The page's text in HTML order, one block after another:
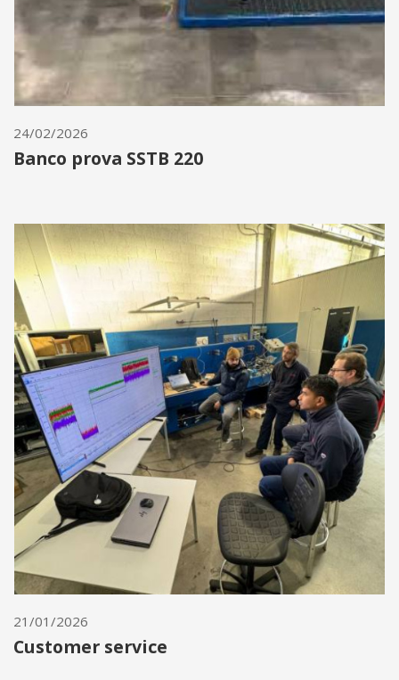
24/02/2026
Banco prova SSTB 220
21/01/2026
Customer service